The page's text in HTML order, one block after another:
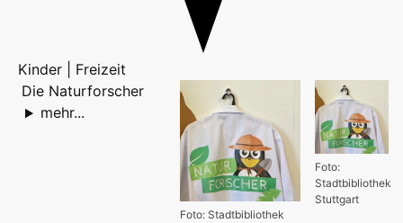
Kinder | Freizeit
Foto:
Stadtbibliothek
Stuttgart
Foto: Stadtbibliothek
Die Naturforscher
mehr...